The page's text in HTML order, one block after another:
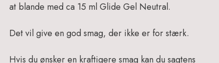
at blande med ca 15 ml Glide Gel Neutral.
Det vil give en god smag, der ikke er for stærk.
Hvis du ønsker en kraftigere smag kan du sagtens